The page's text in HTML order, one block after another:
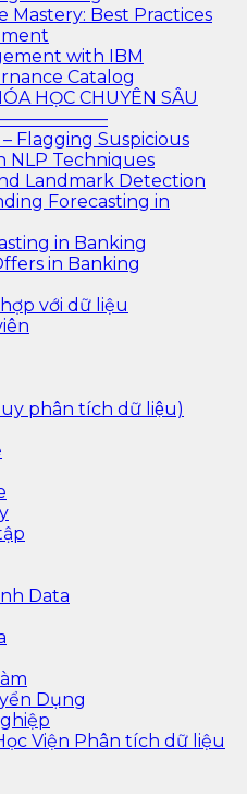
Mastery: Best Practices
with IBM
Catalog
CHUYÊN SÂU
Flagging Suspicious
NLP Techniques
Landmark Detection
Forecasting in
in Banking
in Banking
với dữ liệu
phân tích dữ liệu)
Data
Dụng
Viện Phân tích dữ liệu